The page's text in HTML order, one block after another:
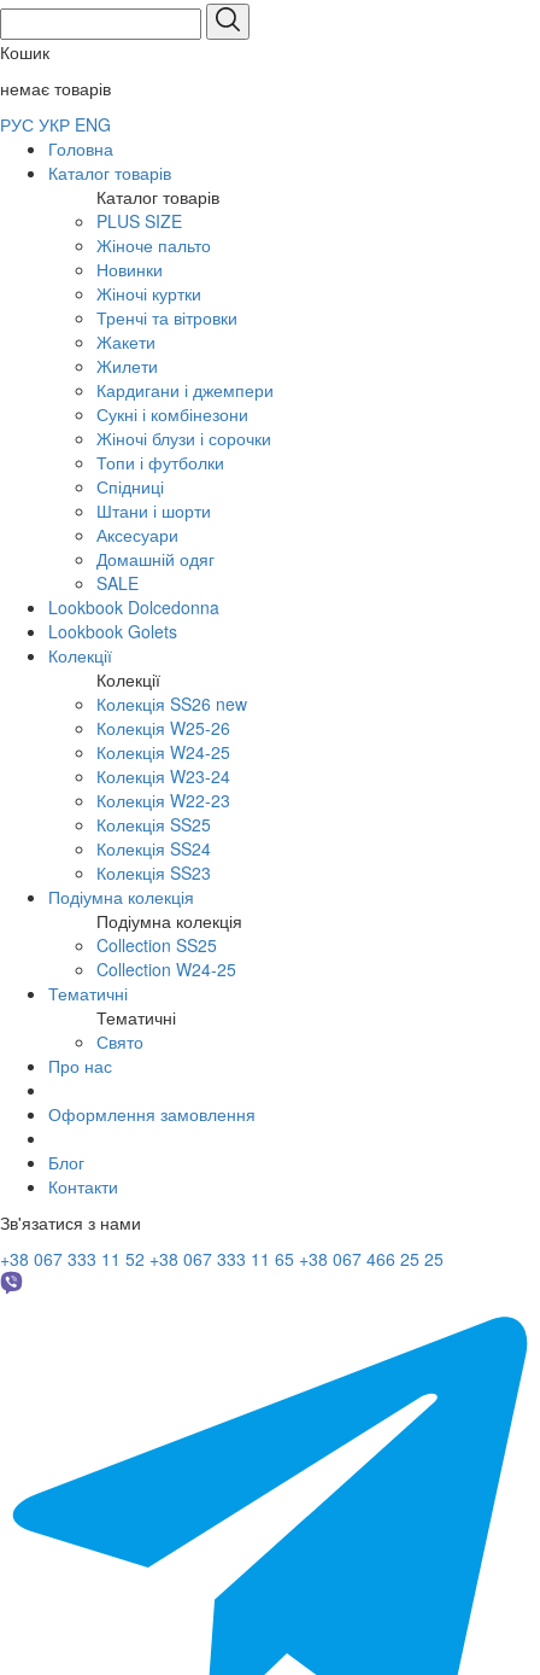
Кошик
немає товарів
РУС УКР ENG
Головна
Каталог товарів
Каталог товарів
PLUS SIZE
Жіноче пальто
Новинки
Жіночі куртки
Тренчі та вітровки
Жакети
Жилети
Кардигани і джемпери
Сукні і комбінезони
Жіночі блузи і сорочки
Топи і футболки
Спідниці
Штани і шорти
Аксесуари
Домашній одяг
SALE
Lookbook Dolcedonna
Lookbook Golets
Колекції
Колекції
Колекція SS26 new
Колекція W25-26
Колекція W24-25
Колекція W23-24
Колекція W22-23
Колекція SS25
Колекція SS24
Колекція SS23
Подіумна колекція
Подіумна колекція
Collection SS25
Collection W24-25
Тематичні
Тематичні
Свято
Про нас
Оформлення замовлення
Блог
Контакти
Зв'язатися з нами
+38 067 333 11 52 +38 067 333 11 65 +38 067 466 25 25